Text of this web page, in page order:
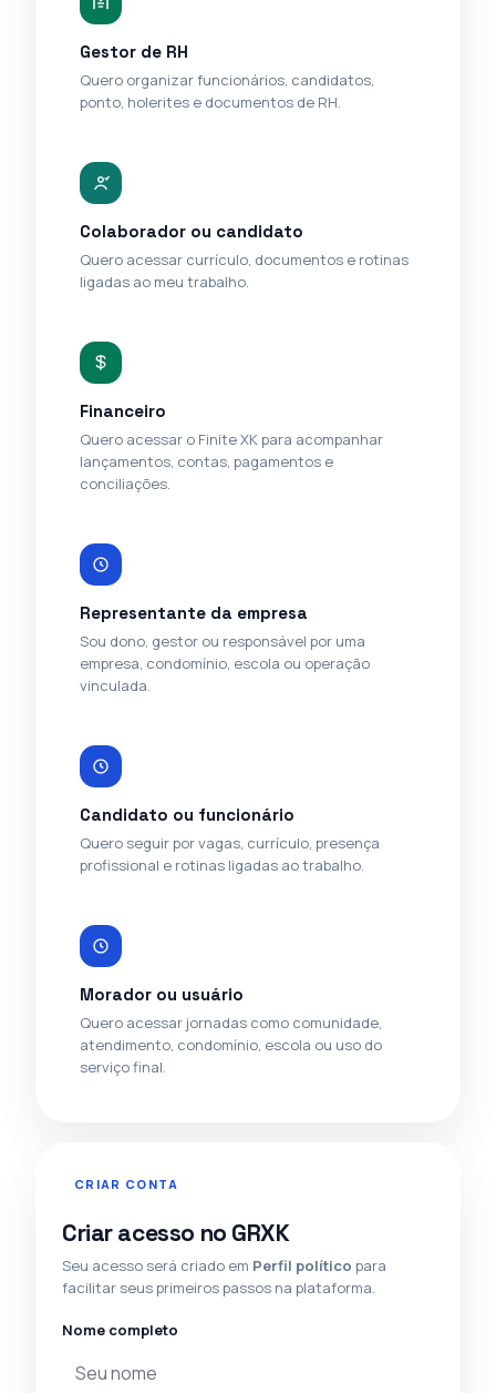
Gestor de RH
Quero organizar funcionários, candidatos,
ponto, holerites e documentos de RH.
Colaborador ou candidato
Quero acessar currículo, documentos e rotinas
ligadas ao meu trabalho.
Financeiro
Quero acessar o Finite XK para acompanhar
lançamentos, contas, pagamentos e
conciliações.
Representante da empresa
Sou dono, gestor ou responsável por uma
empresa, condomínio, escola ou operação
vinculada.
Candidato ou funcionário
Quero seguir por vagas, currículo, presença
profissional e rotinas ligadas ao trabalho.
Morador ou usuário
Quero acessar jornadas como comunidade,
atendimento, condomínio, escola ou uso do
serviço final.
CRIAR CONTA
Criar acesso no GRXK
Seu acesso será criado em Perfil político para
facilitar seus primeiros passos na plataforma.
Nome completo